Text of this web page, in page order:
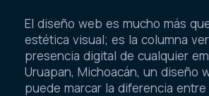
El diseño web es mucho más
estética visual; es la columna
presencia digital de cualquier
Uruapan, Michoacán, un diseño
puede marcar la diferencia